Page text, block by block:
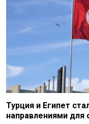
Турция и Египет
направлениями